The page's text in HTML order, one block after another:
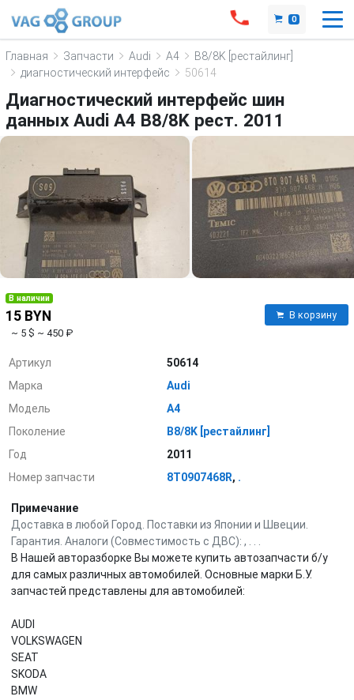
0
Главная Запчасти Audi A4
B8/8K [рестайлинг]
диагностический интерфейс
50614
Диагностический интерфейс шин
данных Audi A4 B8/8K рест. 2011
В наличии
15 BYN
~ 5 $ ~ 450 ₽
В корзину
Артикул
50614
Марка
Audi
Модель
A4
Поколение
B8/8K [рестайлинг]
Год
2011
Номер запчасти
8T0907468R, .
Примечание
Доставка в любой Город. Поставки из Японии и Швеции.
Гарантия. Аналоги (Совместимость с ДВС): , . . .
В Нашей авторазборке Вы можете купить автозапчасти б/у
для самых различных автомобилей. Основные марки Б.У.
запчастей представлены для автомобилей:
AUDI
VOLKSWAGEN
SEAT
SKODA
BMW